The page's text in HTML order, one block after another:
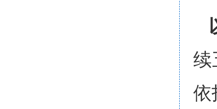
续
依